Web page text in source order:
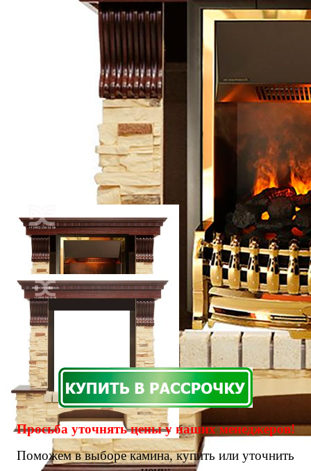
Просьба уточнять цены у наших менеджеров!
Поможем в выборе камина, купить или уточнить